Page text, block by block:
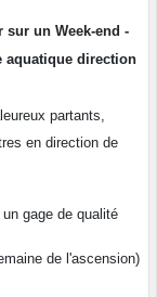
sur un Week-end -
aquatique direction
partants,
en direction de
gage de qualité
de l'ascension)